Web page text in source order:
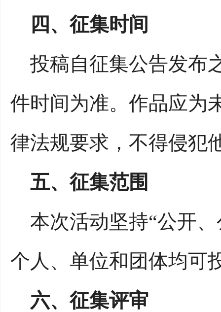
四、征集时间
投稿自征集公告发布
件时间为准。作品应为
律法规要求，不得侵犯
五、征集范围
本次活动坚持“公开、
个人、单位和团体均可
六、征集评审